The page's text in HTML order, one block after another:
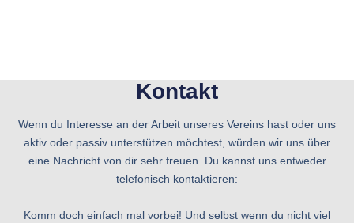
Kontakt
Wenn du Interesse an der Arbeit unseres Vereins hast oder uns
aktiv oder passiv unterstützen möchtest, würden wir uns über
eine Nachricht von dir sehr freuen. Du kannst uns entweder
telefonisch kontaktieren:
Komm doch einfach mal vorbei! Und selbst wenn du nicht viel